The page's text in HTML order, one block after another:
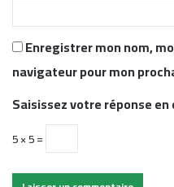
Enregistrer mon nom,
navigateur pour mon
Saisissez votre réponse
5 × 5 =